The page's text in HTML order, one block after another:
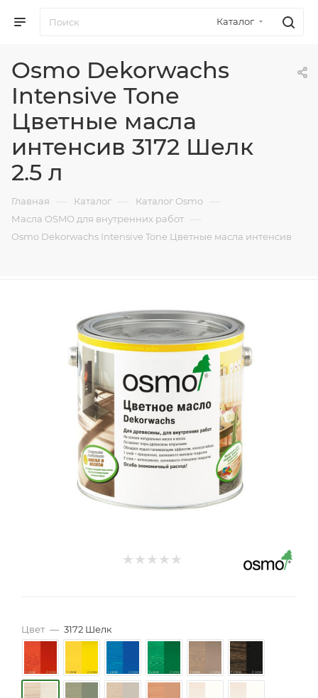
Каталог
Osmo Dekorwachs
Intensive Tone
Цветные масла
интенсив 3172 Шелк
2.5 л
Главная — Каталог — Каталог Osmo —
Масла OSMO для внутренних работ —
Osmo Dekorwachs Intensive Tone Цветные масла интенсив
Цвет — 3172 Шелк